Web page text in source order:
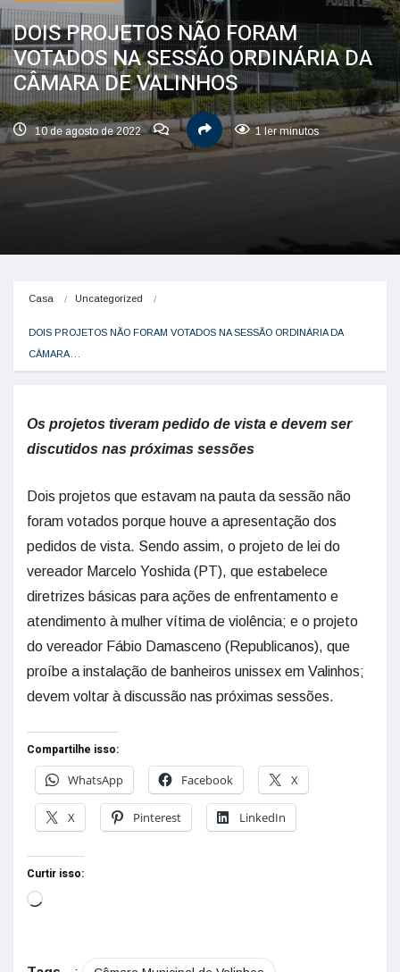
DOIS PROJETOS NÃO FORAM
VOTADOS NA SESSÃO ORDINÁRIA DA
CÂMARA DE VALINHOS
10 de agosto de 2022 1 ler minutos
Casa Uncategorized
DOIS PROJETOS NÃO FORAM VOTADOS NA SESSÃO ORDINÁRIA DA
CÂMARA…
Os projetos tiveram pedido de vista e devem ser
discutidos nas próximas sessões
Dois projetos que estavam na pauta da sessão não
foram votados porque houve a apresentação dos
pedidos de vista. Sendo assim, o projeto de lei do
vereador Marcelo Yoshida (PT), que estabelece
diretrizes básicas para ações de enfrentamento e
atendimento à mulher vítima de violência; e o projeto
do vereador Fábio Damasceno (Republicanos), que
proíbe a instalação de banheiros unissex em Valinhos;
devem voltar à discussão nas próximas sessões.
Compartilhe isso:
WhatsApp
Facebook X
X Pinterest LinkedIn
Curtir isso: